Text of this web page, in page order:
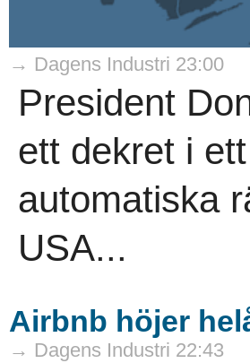
→ Dagens Industri 23:00
President
ett dekret i
automatiska
USA...
Airbnb höjer
→ Dagens Industri 22:43